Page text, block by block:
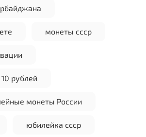
монеты ссср
рублей
монеты России
юбилейка ссср